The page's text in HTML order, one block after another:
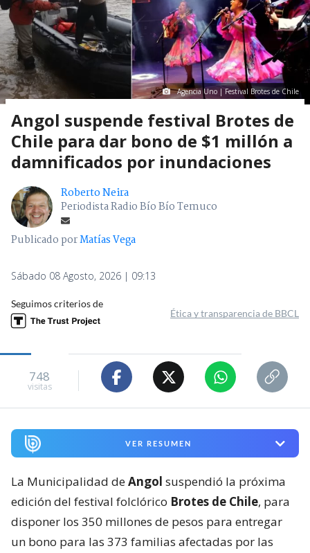
Agencia Uno | Festival Brotes de Chile
Angol suspende festival Brotes de
Chile para dar bono de $1 millón a
damnificados por inundaciones
Roberto Neira
Periodista Radio Bío Bío Temuco
Publicado porMatías Vega
Sábado 08 Agosto, 2026 | 09:13
Seguimos criterios de
Ética y transparencia de BBCL
748
visitas
VER RESUMEN
La Municipalidad deAngol suspendió la próxima
edición del festival folclórico Brotes de Chile, para
disponer los 350 millones de pesos para entregar
un bono para las 373 familias afectadas por las